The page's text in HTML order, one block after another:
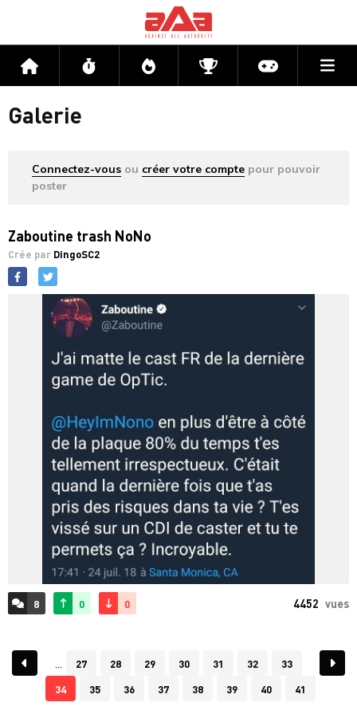
Accueil Flux Directs CompétitionsActu jeux
Galerie
Connectez-vous ou créer votre compte pour pouvoir
poster
Zaboutine trash NoNo
Crée par DingoSC2
FacebookTwitter
ACCÉDER AUX
8
COMMENTAIRES
0 0 4452 vues
27 28 29 30 31 32
33
34
35 36 37 38 39 40 41